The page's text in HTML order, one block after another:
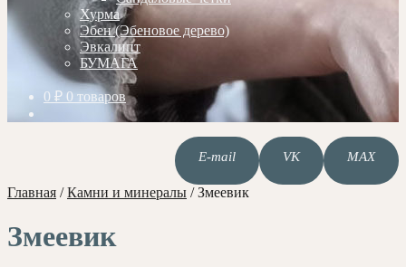
Хурма
Эбен (Эбеновое дерево)
Эвкалипт
БУМАГА
0 ₽ 0 товаров
E-mail VK MAX
Главная /Камни и минералы /Змеевик
Змеевик